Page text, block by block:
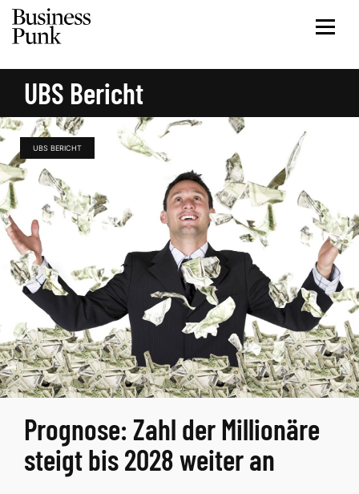
UBS Bericht
UBS BERICHT
Prognose: Zahl der Millionäre
steigt bis 2028 weiter an